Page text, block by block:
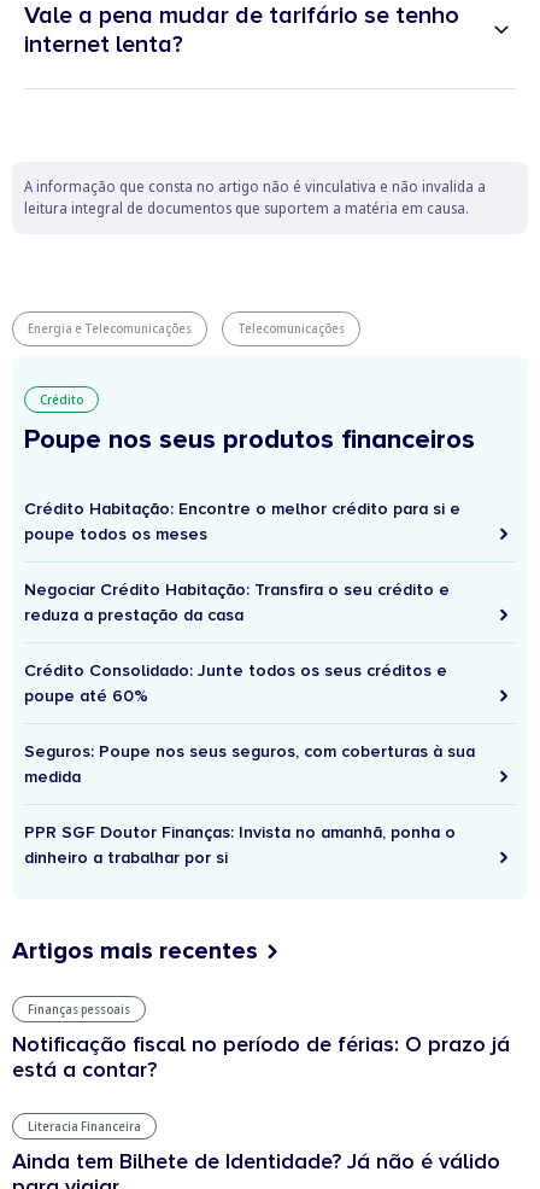
Vale a pena mudar de tarifário se tenho
internet lenta?
A informação que consta no artigo não é vinculativa e não invalida a
leitura integral de documentos que suportem a matéria em causa.
Energia e Telecomunicações Telecomunicações
Crédito
Poupe nos seus produtos financeiros
Crédito Habitação: Encontre o melhor crédito para si e
poupe todos os meses
Negociar Crédito Habitação: Transfira o seu crédito e
reduza a prestação da casa
Crédito Consolidado: Junte todos os seus créditos e
poupe até 60%
Seguros: Poupe nos seus seguros, com coberturas à sua
medida
PPR SGF Doutor Finanças: Invista no amanhã, ponha o
dinheiro a trabalhar por si
Artigos mais recentes
Finanças pessoais
Notificação fiscal no período de férias: O prazo já
está a contar?
Literacia Financeira
Ainda tem Bilhete de Identidade? Já não é válido